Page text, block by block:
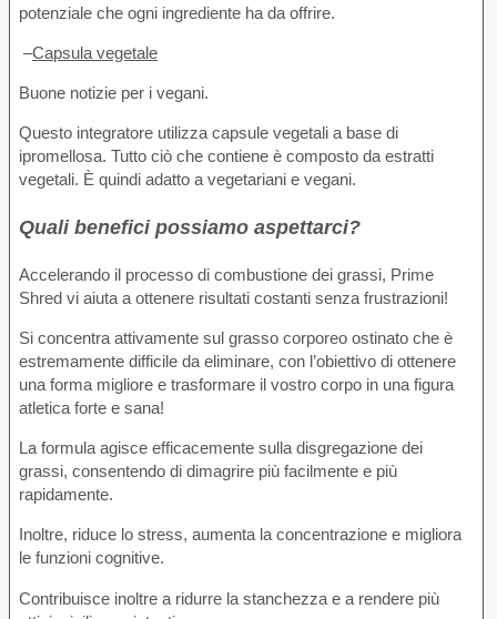
potenziale che ogni ingrediente ha da offrire.
–Capsula vegetale
Buone notizie per i vegani.
Questo integratore utilizza capsule vegetali a base di
ipromellosa. Tutto ciò che contiene è composto da estratti
vegetali. È quindi adatto a vegetariani e vegani.
Quali benefici possiamo aspettarci?
Accelerando il processo di combustione dei grassi, Prime
Shred vi aiuta a ottenere risultati costanti senza frustrazioni!
Si concentra attivamente sul grasso corporeo ostinato che è
estremamente difficile da eliminare, con l’obiettivo di ottenere
una forma migliore e trasformare il vostro corpo in una figura
atletica forte e sana!
La formula agisce efficacemente sulla disgregazione dei
grassi, consentendo di dimagrire più facilmente e più
rapidamente.
Inoltre, riduce lo stress, aumenta la concentrazione e migliora
le funzioni cognitive.
Contribuisce inoltre a ridurre la stanchezza e a rendere più